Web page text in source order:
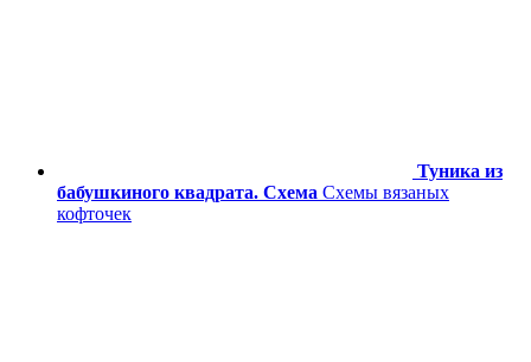
Туника из
бабушкиного квадрата. Схема Схемы вязаных
кофточек